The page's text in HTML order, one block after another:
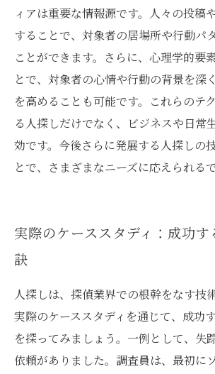
ィアは重要な情報源です。人々の投稿
することで、対象者の居場所や行動パ
ことができます。さらに、心理学的要
とで、対象者の心情や行動の背景を深
を高めることも可能です。これらのテ
る人探しだけでなく、ビジネスや日常
効です。今後さらに発展する人探しの
とで、さまざまなニーズに応えられるで
実際のケーススタディ：成功
訣
人探しは、探偵業界での根幹をなす技
実際のケーススタディを通じて、成功
を探ってみましょう。一例として、失
依頼がありました。調査員は、最初に